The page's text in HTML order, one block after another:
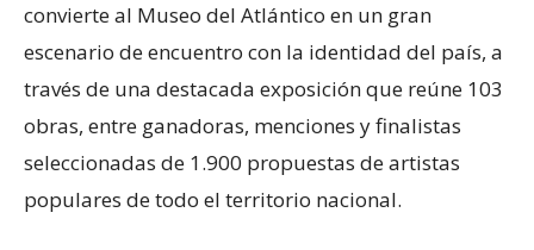
convierte al Museo del Atlántico en un gran
escenario de encuentro con la identidad del país, a
través de una destacada exposición que reúne 103
obras, entre ganadoras, menciones y finalistas
seleccionadas de 1.900 propuestas de artistas
populares de todo el territorio nacional.